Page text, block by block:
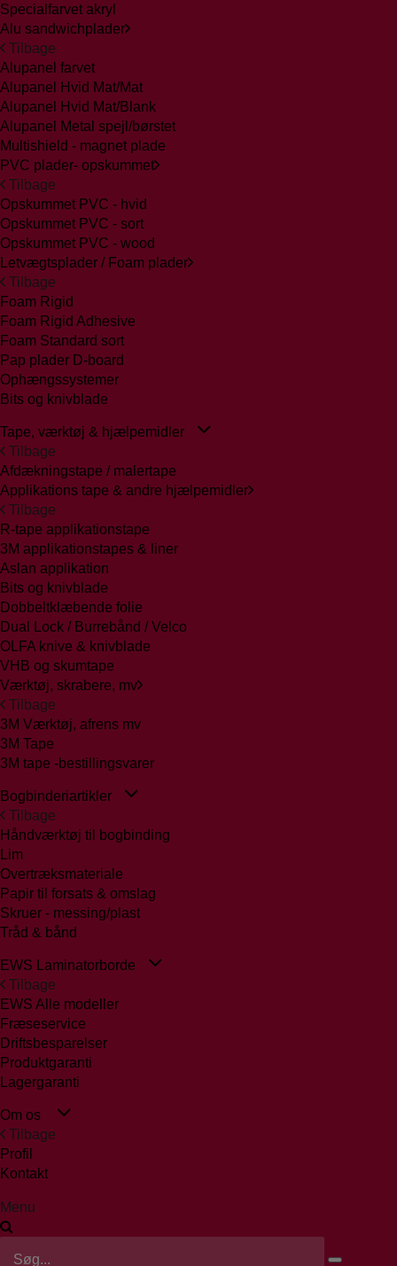
Specialfarvet akryl
Alu sandwichplader
Tilbage
Alupanel farvet
Alupanel Hvid Mat/Mat
Alupanel Hvid Mat/Blank
Alupanel Metal spejl/børstet
Multishield - magnet plade
PVC plader- opskummet
Tilbage
Opskummet PVC - hvid
Opskummet PVC - sort
Opskummet PVC - wood
Letvægtsplader / Foam plader
Tilbage
Foam Rigid
Foam Rigid Adhesive
Foam Standard sort
Pap plader D-board
Ophængssystemer
Bits og knivblade
Tape, værktøj & hjælpemidler
Tilbage
Afdækningstape / malertape
Applikations tape & andre hjælpemidler
Tilbage
R-tape applikationstape
3M applikationstapes & liner
Aslan applikation
Bits og knivblade
Dobbeltklæbende folie
Dual Lock / Burrebånd / Velco
OLFA knive & knivblade
VHB og skumtape
Værktøj, skrabere, mv
Tilbage
3M Værktøj, afrens mv
3M Tape
3M tape -bestillingsvarer
Bogbinderiartikler
Tilbage
Håndværktøj til bogbinding
Lim
Overtræksmateriale
Papir til forsats & omslag
Skruer - messing/plast
Tråd & bånd
EWS Laminatorborde
Tilbage
EWS Alle modeller
Fræseservice
Driftsbesparelser
Produktgaranti
Lagergaranti
Om os
Tilbage
Profil
Kontakt
Menu